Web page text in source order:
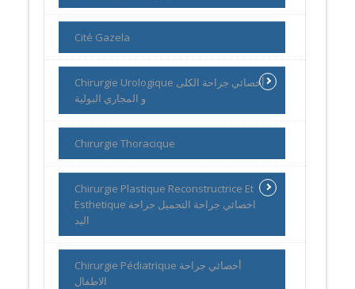
Cité Gazela
Chirurgie Urologique أخصائي جراحة الكلى
و المجاري البولية
Chirurgie Thoracique
Chirurgie Plastique Reconstructrice Et
Esthetique اخصائي جراحة التجميل جراحة
اليد
Chirurgie Pédiatrique أخصائي جراحة
الاطفال